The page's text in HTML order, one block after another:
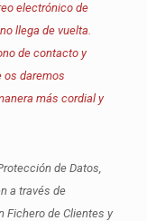
electrónico de
llega de vuelta.
de contacto y
os daremos
más cordial y
de Datos,
a través de
Fichero de Clientes y